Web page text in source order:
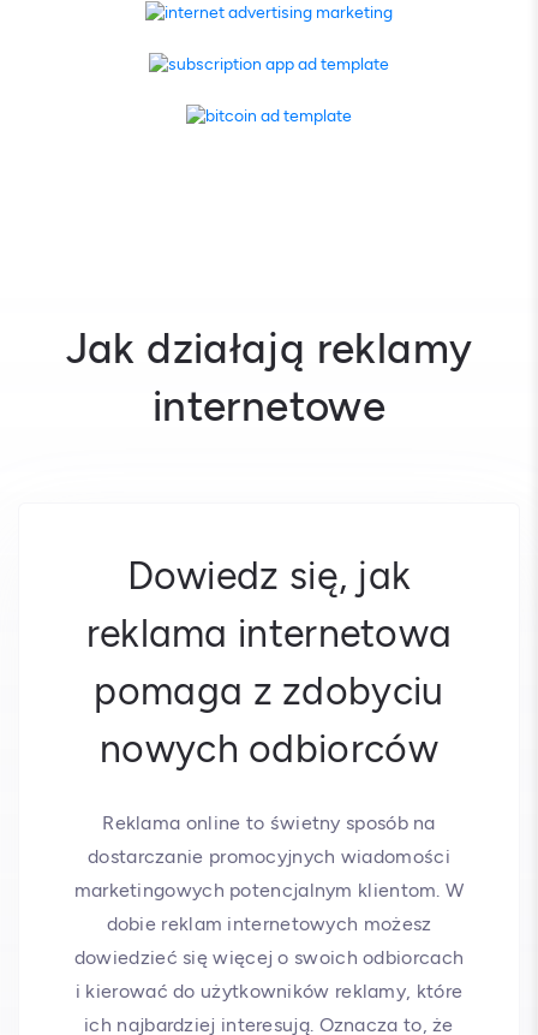
Jak działają reklamy
internetowe
Dowiedz się, jak
reklama internetowa
pomaga z zdobyciu
nowych odbiorców
Reklama online to świetny sposób na
dostarczanie promocyjnych wiadomości
marketingowych potencjalnym klientom. W
dobie reklam internetowych możesz
dowiedzieć się więcej o swoich odbiorcach
i kierować do użytkowników reklamy, które
ich najbardziej interesują. Oznacza to, że